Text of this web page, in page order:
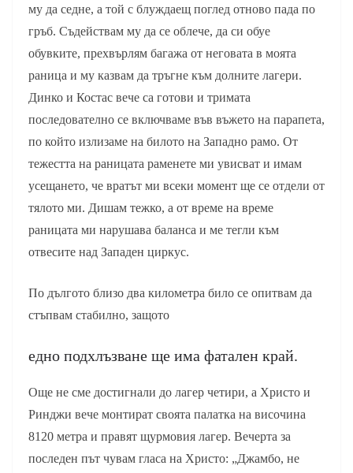
му да седне, а той с блуждаещ поглед отново пада по
гръб. Съдействам му да се облече, да си обуе
обувките, прехвърлям багажа от неговата в моята
раница и му казвам да тръгне към долните лагери.
Динко и Костас вече са готови и тримата
последователно се включваме във въжето на парапета,
по който излизаме на билото на Западно рамо. От
тежестта на раницата раменете ми увисват и имам
усещането, че вратът ми всеки момент ще се отдели от
тялото ми. Дишам тежко, а от време на време
раницата ми нарушава баланса и ме тегли към
отвесите над Западен циркус.
По дългото близо два километра било се опитвам да
стъпвам стабилно, защото
едно подхлъзване ще има фатален край.
Още не сме достигнали до лагер четири, а Христо и
Ринджи вече монтират своята палатка на височина
8120 метра и правят щурмовия лагер. Вечерта за
последен път чувам гласа на Христо: „Джамбо, не